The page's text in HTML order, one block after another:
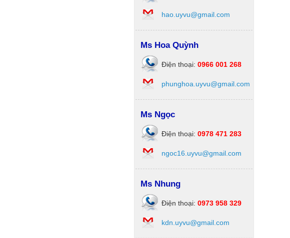
hao.uyvu@gmail.com
Ms Hoa Quỳnh
Điện thoại: 0966 001 268
phunghoa.uyvu@gmail.com
Ms Ngọc
Điện thoại: 0978 471 283
ngoc16.uyvu@gmail.com
Ms Nhung
Điện thoại: 0973 958 329
kdn.uyvu@gmail.com